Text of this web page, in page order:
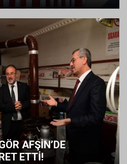
AFŞİN’DE
ETTİ!